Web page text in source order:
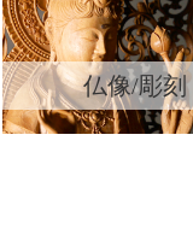
仏像/彫刻